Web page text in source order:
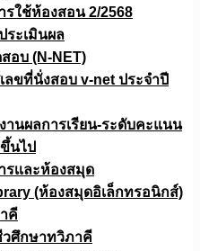
รใช้ห้องสอน 2/2568
ระเมินผล
อบ (N-NET)
ลขที่นั่งสอบ v-net ประจำปี
านผลการเรียน-ระดับคะแนน
นไป
เเละห้องสมุด
(ห้องสมุดอิเล็กทรอนิกส์)
คี
ศึกษาทวิภาคี